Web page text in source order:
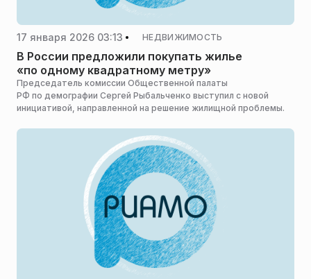
17 января 2026 03:13 НЕДВИЖИМОСТЬ
В России предложили покупать жилье
«по одному квадратному метру»
Председатель комиссии Общественной палаты
РФ по демографии Сергей Рыбальченко выступил с новой
инициативой, направленной на решение жилищной проблемы.